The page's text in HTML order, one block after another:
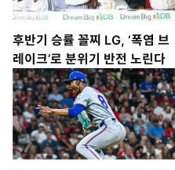
후반기 승률 꼴찌 LG, ‘폭염 브
레이크’로 분위기 반전 노린다